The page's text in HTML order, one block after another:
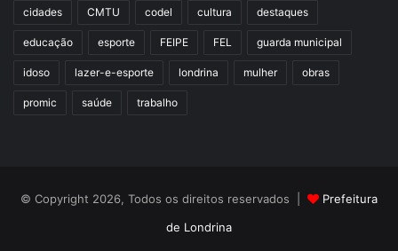
cidades CMTU codel cultura destaques
educação esporte FEIPE FEL guarda municipal
idoso lazer-e-esporte londrina mulher obras
promic saúde trabalho
© Copyright 2026, Todos os direitos reservados |
Prefeitura
de Londrina